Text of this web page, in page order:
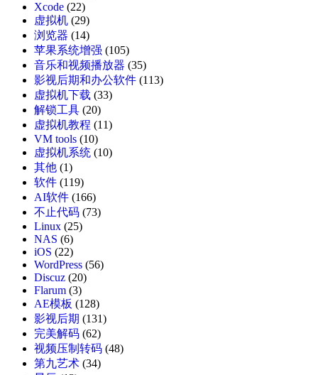
Xcode (22)
虚拟机 (29)
浏览器 (14)
苹果系统增强 (105)
音乐和视频播放器 (35)
影视后期和办公软件 (113)
虚拟机下载 (33)
解锁工具 (20)
虚拟机教程 (11)
VM tools (10)
虚拟机系统 (10)
其他 (1)
软件 (119)
AI软件 (166)
不止代码 (73)
Linux (25)
NAS (6)
iOS (22)
WordPress (56)
Discuz (20)
Flarum (3)
AE模板 (128)
影视后期 (131)
完美解码 (62)
视频压制转码 (48)
第九艺术 (34)